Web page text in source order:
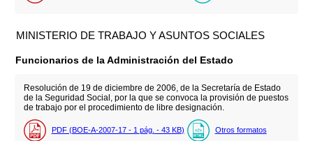
MINISTERIO DE TRABAJO Y ASUNTOS SOCIALES
Funcionarios de la Administración del Estado
Resolución de 19 de diciembre de 2006, de la Secretaría de Estado
de la Seguridad Social, por la que se convoca la provisión de puestos
de trabajo por el procedimiento de libre designación.
PDF (BOE-A-2007-17 - 1 pág. - 43 KB) Otros formatos